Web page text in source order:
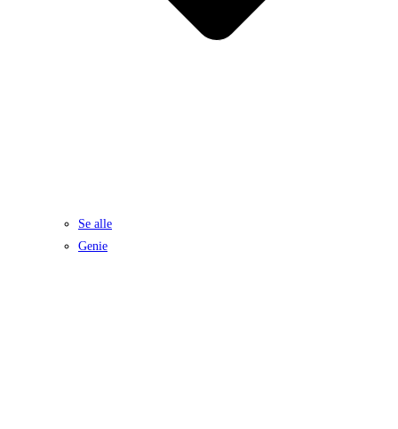
Se alle
Genie